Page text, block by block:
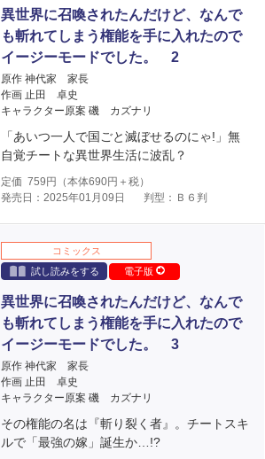
異世界に召喚されたんだけど、なんで
も斬れてしまう権能を手に入れたので
イージーモードでした。 2
原作 神代家 家長
作画 止田 卓史
キャラクター原案 磯 カズナリ
「あいつ一人で国ごと滅ぼせるのにゃ!」無
自覚チートな異世界生活に波乱？
定価 759 円（本体690円＋税）
発売日：2025年01月09日
判型：Ｂ６判
コミックス
試し読みをする
電子版
異世界に召喚されたんだけど、なんで
も斬れてしまう権能を手に入れたので
イージーモードでした。 3
原作 神代家 家長
作画 止田 卓史
キャラクター原案 磯 カズナリ
その権能の名は『斬り裂く者』。チートスキ
ルで「最強の嫁」誕生か…!?